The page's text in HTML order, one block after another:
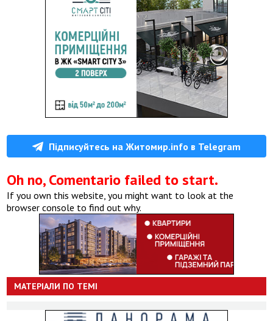
Підписуйтесь на Житомир.info в Telegram
Oh no, Comentario failed to start.
If you own this website, you might want to look at the
browser console to find out why.
МАТЕРІАЛИ ПО ТЕМІ